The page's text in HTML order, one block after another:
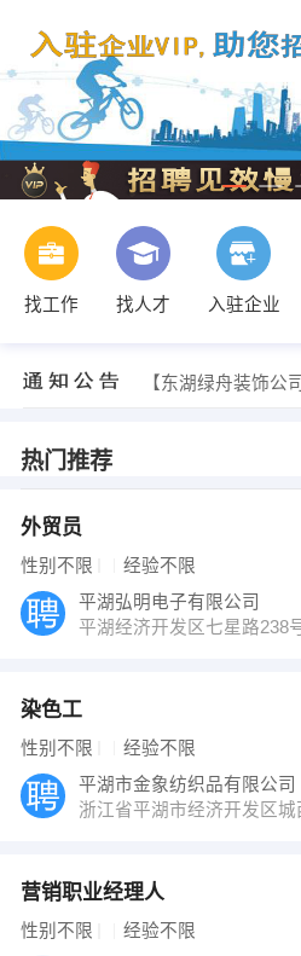
找工作 找人才 入驻企业
【东湖绿舟装饰公
徐 小姐 发布 [会计 ]
【平湖市中豪箱包
热门推荐
外贸员
性别不限 经验不限
平湖弘明电子有限公司
平湖经济开发区七星路238
染色工
性别不限 经验不限
平湖市金象纺织品有限公司
浙江省平湖市经济开发区城
营销职业经理人
性别不限 经验不限